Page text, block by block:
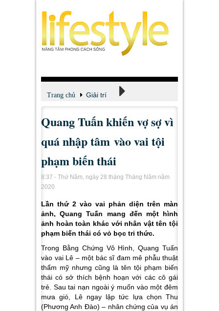
Trang chủ Giải trí
Xem - Nghe - Đọc
Quang Tuấn khiến vợ sợ vì
quá nhập tâm vào vai tội
phạm biến thái
8:37 - Thứ Năm, ngày 28 tháng Tháng Năm năm
2020
Lần thứ 2 vào vai phản diện trên màn
ảnh, Quang Tuấn mang đến một hình
ảnh hoàn toàn khác với nhân vật tên tội
phạm biến thái có vỏ bọc tri thức.
Trong Bằng Chứng Vô Hình, Quang Tuấn
vào vai Lê – một bác sĩ đam mê phẫu thuật
thẩm mỹ nhưng cũng là tên tội phạm biến
thái có sở thích bệnh hoạn với các cô gái
trẻ. Sau tai nạn ngoài ý muốn vào một đêm
mưa gió, Lê ngay lập tức lựa chọn Thu
(Phương Anh Đào) – nhân chứng của vụ án